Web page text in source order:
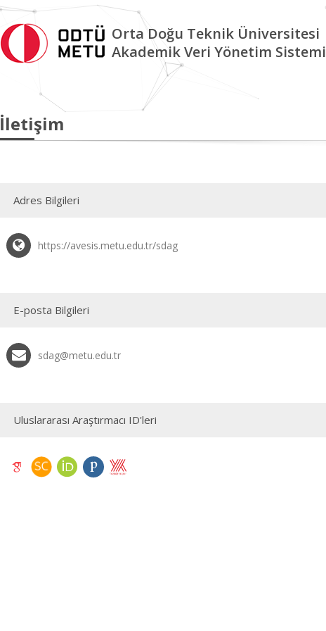
Orta Doğu Teknik Üniversitesi
Akademik Veri Yönetim Sistemi
İletişim
Adres Bilgileri
https://avesis.metu.edu.tr/sdag
E-posta Bilgileri
sdag@metu.edu.tr
Uluslararası Araştırmacı ID'leri